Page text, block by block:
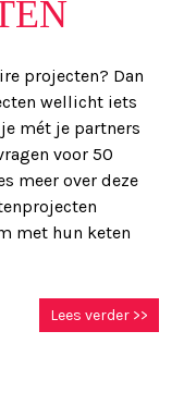
projecten? Dan
wellicht iets
mét je partners
voor 50
meer over deze
met hun keten
Lees verder >>